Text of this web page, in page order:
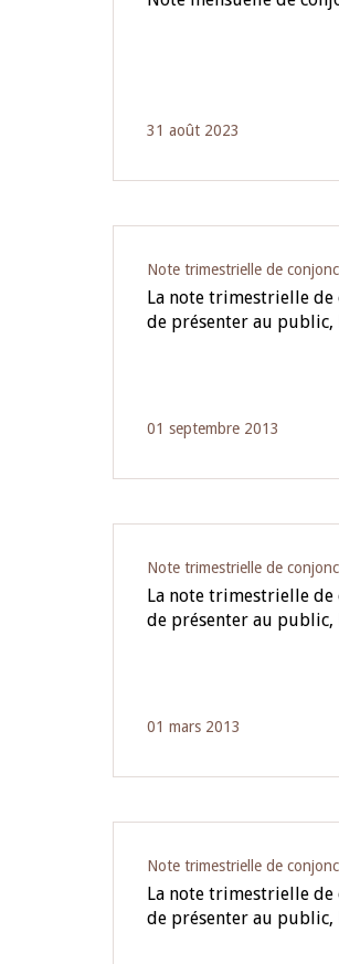
31 août 2023
Note trimestrielle de
La note trimestrielle de
de présenter au
01 septembre 2013
Note trimestrielle de
La note trimestrielle de
de présenter au
01 mars 2013
Note trimestrielle de
La note trimestrielle de
de présenter au